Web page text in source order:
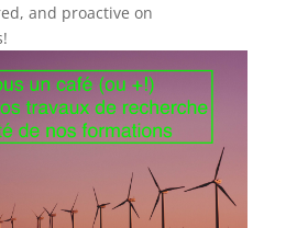
and proactive on